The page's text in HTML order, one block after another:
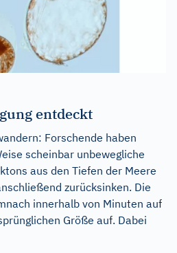
entdeckt
Forschende haben
scheinbar unbewegliche
aus den Tiefen der Meere
zurücksinken. Die
innerhalb von Minuten auf
Größe auf. Dabei